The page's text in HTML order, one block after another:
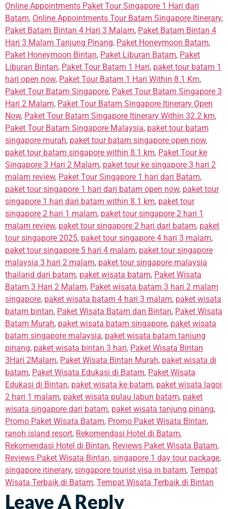
Online Appointments Paket Tour Singapore 1 Hari dari
Batam, Online Appointments Tour Batam Singapore Itinerary,
Paket Batam Bintan 4 Hari 3 Malam, Paket Batam Bintan 4
Hari 3 Malam Tanjung Pinang, Paket Honeymoon Batam,
Paket Honeymoon Bintan, Paket Liburan Batam, Paket
Liburan Bintan, Paket Tour Batam 1 Hari, paket tour batam 1
hari open now, Paket Tour Batam 1 Hari Within 8.1 Km,
Paket Tour Batam Singapore, Paket Tour Batam Singapore 3
Hari 2 Malam, Paket Tour Batam Singapore Itinerary Open
Now, Paket Tour Batam Singapore Itinerary Within 32.2 km,
Paket Tour Batam Singapore Malaysia, paket tour batam
singapore murah, paket tour batam singapore open now,
paket tour batam singapore within 8.1 km, Paket Tour ke
Singapore 3 Hari 2 Malam, paket tour ke singapore 3 hari 2
malam review, Paket Tour Singapore 1 hari dari Batam,
paket tour singapore 1 hari dari batam open now, paket tour
singapore 1 hari dari batam within 8.1 km, paket tour
singapore 2 hari 1 malam, paket tour singapore 2 hari 1
malam review, paket tour singapore 2 hari dari batam, paket
tour singapore 2025, paket tour singapore 4 hari 3 malam,
paket tour singapore 5 hari 4 malam, paket tour singapore
malaysia 3 hari 2 malam, paket tour singapore malaysia
thailand dari batam, paket wisata batam, Paket Wisata
Batam 3 Hari 2 Malam, Paket wisata batam 3 hari 2 malam
singapore, paket wisata batam 4 hari 3 malam, paket wisata
batam bintan, Paket Wisata Batam dan Bintan, Paket Wisata
Batam Murah, paket wisata batam singapore, paket wisata
batam singapore malaysia, paket wisata batam tanjung
pinang, paket wisata bintan 3 hari, Paket Wisata Bintan
3Hari 2Malam, Paket Wisata Bintan Murah, paket wisata di
batam, Paket Wisata Edukasi di Batam, Paket Wisata
Edukasi di Bintan, paket wisata ke batam, paket wisata lagoi
2 hari 1 malam, paket wisata pulau labun batam, paket
wisata singapore dari batam, paket wisata tanjung pinang,
Promo Paket Wisata Batam, Promo Paket Wisata Bintan,
ranoh island resort, Rekomendasi Hotel di Batam,
Rekomendasi Hotel di Bintan, Reviews Paket Wisata Batam,
Reviews Paket Wisata Bintan, singapore 1 day tour package,
singapore itinerary, singapore tourist visa in batam, Tempat
Wisata Terbaik di Batam, Tempat Wisata Terbaik di Bintan
Leave A Reply